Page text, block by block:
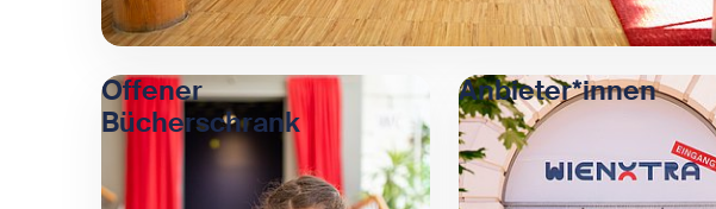
Offener
Bücherschrank
Anbieter*innen